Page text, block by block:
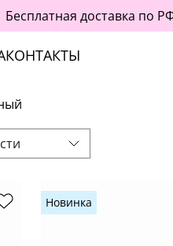
Бесплатная доставка по
КОНТАКТЫ
Новинка